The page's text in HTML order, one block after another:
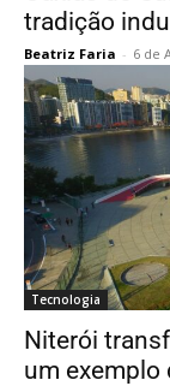
tradição
Beatriz Faria - 6 de
Tecnologia
Niterói
um exemplo